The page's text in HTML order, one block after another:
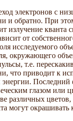
электронов с
и обратно. При
излучение кванта
от
исследуемого
окружающего
т.е.
что приводит к
энергии. Последний
глазом или
различных
могут окрашивать